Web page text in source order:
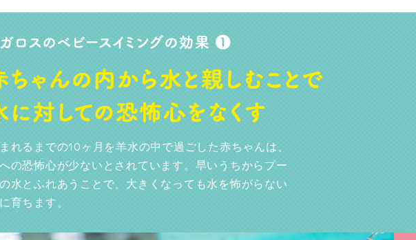
れるまでの10ヶ月を羊水の中で過ごした赤ちゃんは、
の恐怖心が少ないとされています。早いうちからプー
水とふれあうことで、大きくなっても水を怖がらない
育ちます。